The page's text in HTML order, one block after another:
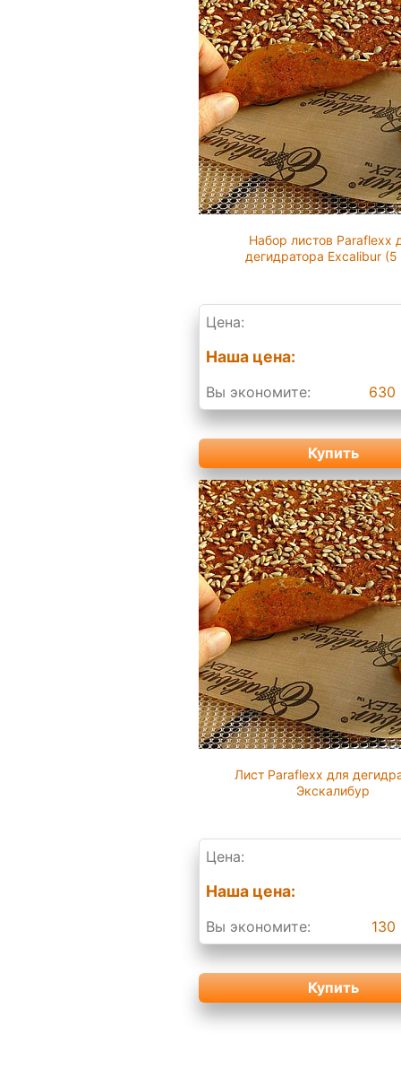
Набор листов Paraflexx
дегидратора Excalibur
Цена:
Наша цена:
Вы экономите: 630
Купить
Лист Paraflexx для
Экскалибур
Цена:
Наша цена:
Вы экономите: 130
Купить